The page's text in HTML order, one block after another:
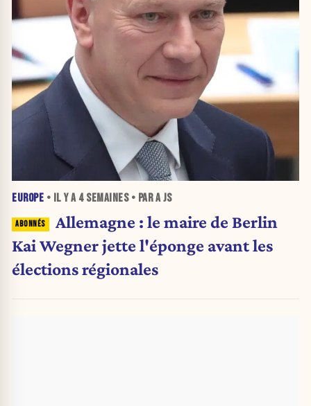
EUROPE • IL Y A 4 SEMAINES• PAR A JS
Allemagne : le maire de Berlin
Kai Wegner jette l'éponge avant les
élections régionales